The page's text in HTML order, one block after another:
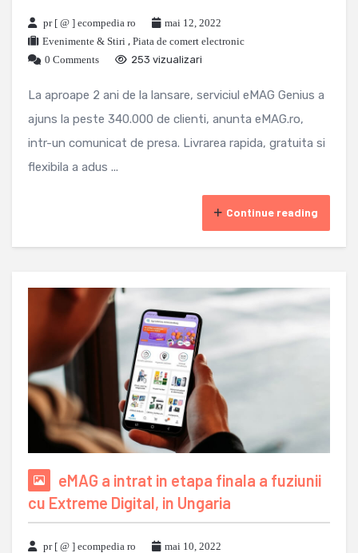
pr [ @ ] ecompedia ro
mai 12, 2022
Evenimente & Stiri , Piata de comert electronic
0 Comments
253 vizualizari
La aproape 2 ani de la lansare, serviciul eMAG Genius a
ajuns la peste 340.000 de clienti, anunta eMAG.ro,
intr-un comunicat de presa. Livrarea rapida, gratuita si
flexibila a adus ...
Continue reading
eMAG a intrat in etapa finala a fuziunii
cu Extreme Digital, in Ungaria
pr [ @ ] ecompedia ro
mai 10, 2022